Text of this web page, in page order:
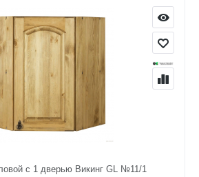
с 1 дверью Викинг GL №11/1